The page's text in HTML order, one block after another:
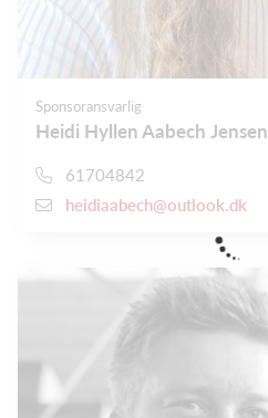
Sponsoransvarlig
Heidi Hyllen Aabech Jensen
61704842
heidiaabech@outlook.dk